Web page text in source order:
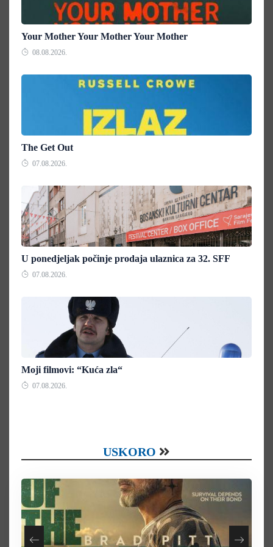
Your Mother Your Mother Your Mother
08.08.2026.
The Get Out
07.08.2026.
U ponedjeljak počinje prodaja ulaznica za 32. SFF
07.08.2026.
Moji filmovi: “Kuća zla“
07.08.2026.
USKORO